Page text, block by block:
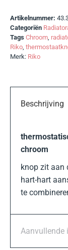
Artikelnummer:
Categoriën
Tags Chroom,
Riko,
Merk: Riko
Beschrijving
chroom
knop zit aan
hart-hart
te
Aanvullende